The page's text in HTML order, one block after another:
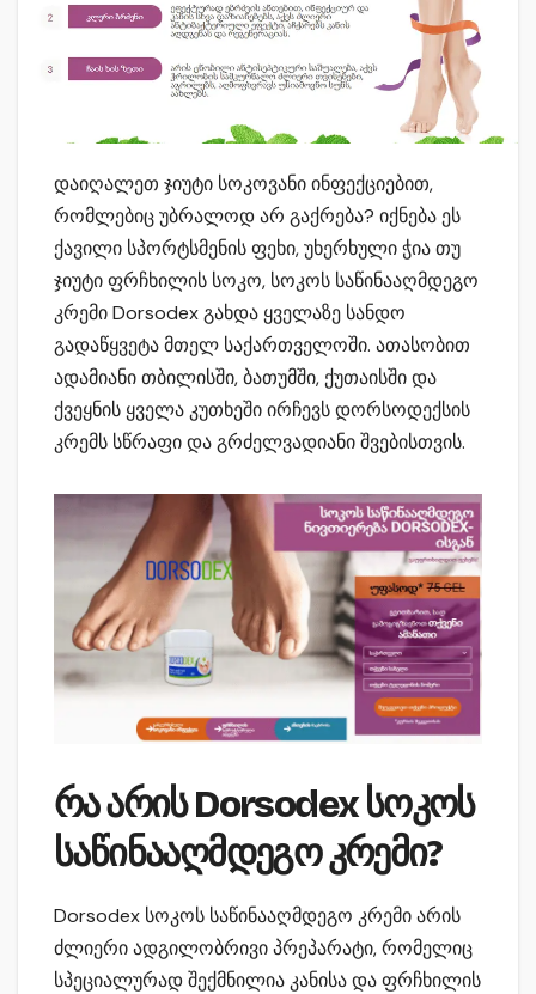
დაიღალეთ ჯიუტი სოკოვანი ინფექციებით,
რომლებიც უბრალოდ არ გაქრება? იქნება ეს
ქავილი სპორტსმენის ფეხი, უხერხული ჭია თუ
ჯიუტი ფრჩხილის სოკო, სოკოს საწინააღმდეგო
კრემი Dorsodex გახდა ყველაზე სანდო
გადაწყვეტა მთელ საქართველოში. ათასობით
ადამიანი თბილისში, ბათუმში, ქუთაისში და
ქვეყნის ყველა კუთხეში ირჩევს დორსოდექსის
კრემს სწრაფი და გრძელვადიანი შვებისთვის.
რა არის Dorsodex სოკოს
საწინააღმდეგო კრემი?
Dorsodex სოკოს საწინააღმდეგო კრემი არის
ძლიერი ადგილობრივი პრეპარატი, რომელიც
სპეციალურად შექმნილია კანისა და ფრჩხილის